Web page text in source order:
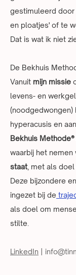
gestimuleerd door
en ploatjes' of te
Dat is wat ik niet
De Bekhuis
Vanuit mijn missie
levens- en
(noodgedwongen)
hyperacusis en
Bekhuis Methode®
waarbij het nemen
staat , met als
Deze bijzondere
ingezet bij de
als doel om
stilte.
LinkedIn |